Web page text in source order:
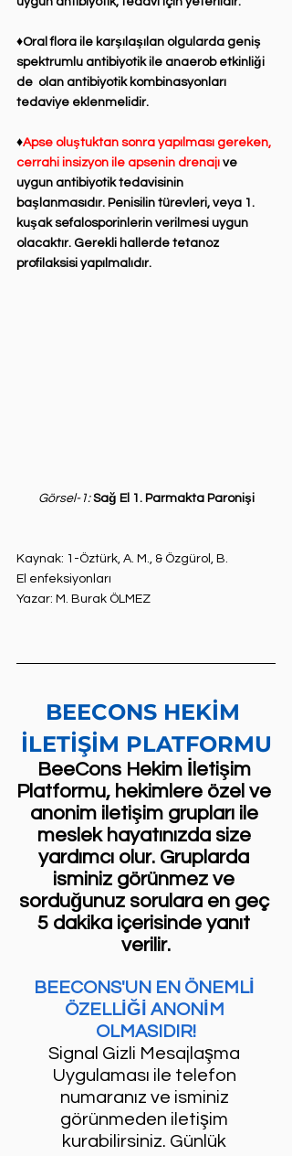
♦Oral flora ile karşılaşılan olgularda ⁣geniş
spektrumlu antibiyotik ile anaerob etkinliği
de ⁣ olan antibiyotik kombinasyonları
tedaviye eklenmelidir.⁣
♦Apse oluştuktan sonra yapılması gereken,
cerrahi insizyon ile apsenin drenajı ve
uygun antibiyotik tedavisinin
başlanmasıdır. Penisilin türevleri, veya 1.
kuşak ⁣sefalosporinlerin verilmesi uygun
olacaktır. Gerekli ⁣hallerde tetanoz
profilaksisi yapılmalıdır.⁣
Görsel-1: Sağ El 1. Parmakta Paronişi
Kaynak: 1-Öztürk, A. M., & Özgürol, B.
El enfeksiyonları
Yazar: M. Burak ÖLMEZ
BEECONS HEKİM
İLETİŞİM PLATFORMU
BeeCons Hekim İletişim
Platformu, hekimlere özel ve
anonim iletişim grupları ile
meslek hayatınızda size
yardımcı olur. Gruplarda
isminiz görünmez ve
sorduğunuz sorulara en geç
5 dakika içerisinde yanıt
verilir.
BEECONS'UN EN ÖNEMLİ
ÖZELLİĞİ ANONİM
OLMASIDIR!
Signal Gizli Mesajlaşma
Uygulaması ile telefon
numaranız ve isminiz
görünmeden iletişim
kurabilirsiniz. Günlük